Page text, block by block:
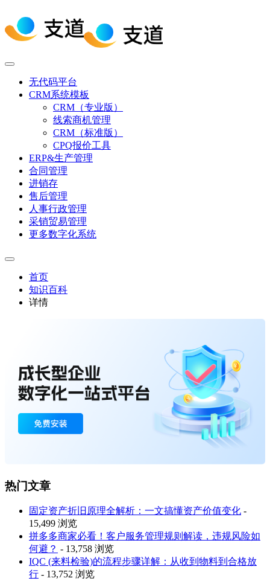
无代码平台
CRM系统模板
CRM（专业版）
线索商机管理
CRM（标准版）
CPQ报价工具
ERP&生产管理
合同管理
进销存
售后管理
人事行政管理
采销贸易管理
更多数字化系统
首页
知识百科
详情
热门文章
固定资产折旧原理全解析：一文搞懂资产价值变化 -
15,499 浏览
拼多多商家必看！客户服务管理规则解读，违规风险如
何避？ - 13,758 浏览
IQC (来料检验)的流程步骤详解：从收到物料到合格放
行 - 13,752 浏览